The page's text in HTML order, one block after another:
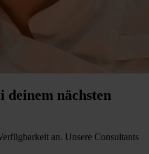
deinem nächsten
an. Unsere Consultants